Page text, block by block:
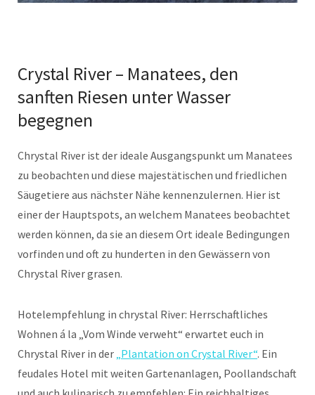
Crystal River – Manatees, den
sanften Riesen unter Wasser
begegnen
Chrystal River ist der ideale Ausgangspunkt um Manatees
zu beobachten und diese majestätischen und friedlichen
Säugetiere aus nächster Nähe kennenzulernen. Hier ist
einer der Hauptspots, an welchem Manatees beobachtet
werden können, da sie an diesem Ort ideale Bedingungen
vorfinden und oft zu hunderten in den Gewässern von
Chrystal River grasen.
Hotelempfehlung in chrystal River: Herrschaftliches
Wohnen á la „Vom Winde verweht“ erwartet euch in
Chrystal River in der „Plantation on Crystal River“. Ein
feudales Hotel mit weiten Gartenanlagen, Poollandschaft